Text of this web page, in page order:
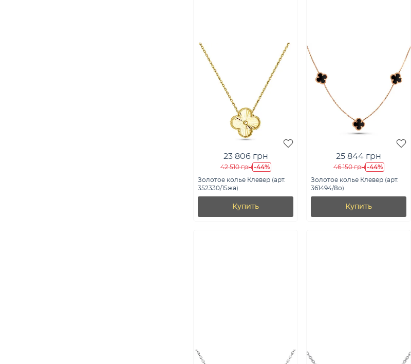
23 806 грн
42 510 грн -44%
Золотое колье Клевер (арт.
352330/15жа)
Купить
25 844 грн
46 150 грн -44%
Золотое колье Клевер (арт.
361494/8о)
Купить